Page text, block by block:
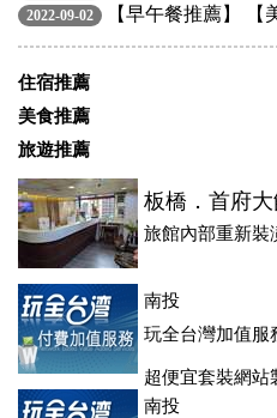
2022-09-02 【早午餐推薦】 【
住宿推薦
美食推薦
旅遊推薦
板橋．首府
旅館內部重新裝
南投
玩全台灣加值服
超便宜套裝網站
登、訂房系統、客房委託旅行社
南投